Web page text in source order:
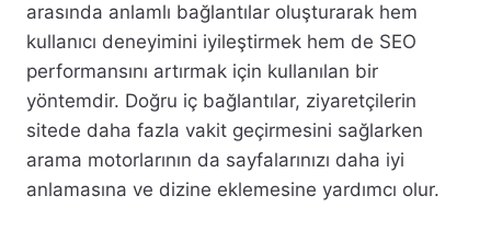
arasında anlamlı bağlantılar oluşturarak hem
kullanıcı deneyimini iyileştirmek hem de SEO
performansını artırmak için kullanılan bir
yöntemdir. Doğru iç bağlantılar, ziyaretçilerin
sitede daha fazla vakit geçirmesini sağlarken
arama motorlarının da sayfalarınızı daha iyi
anlamasına ve dizine eklemesine yardımcı olur.